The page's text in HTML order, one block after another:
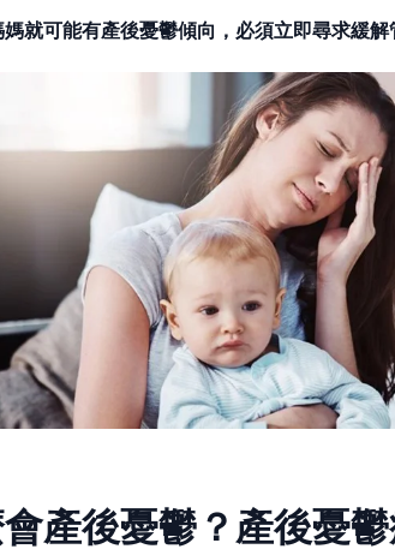
就可能有產後憂鬱傾向，必須立即尋求緩解
產後憂鬱？產後憂